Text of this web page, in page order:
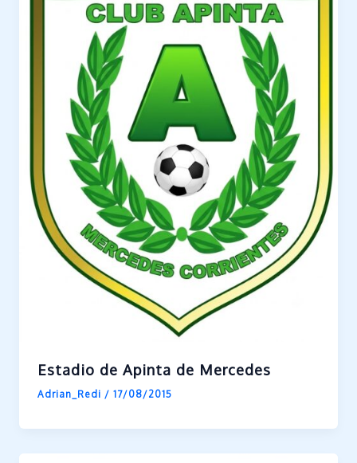
Estadio de Apinta de Mercedes
Adrian_Redi /17/08/2015